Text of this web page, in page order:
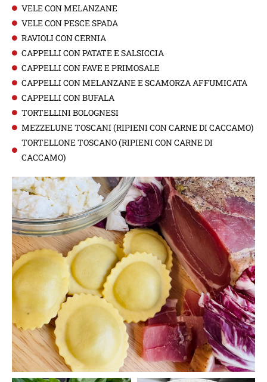
VELE CON MELANZANE
VELE CON PESCE SPADA
RAVIOLI CON CERNIA
CAPPELLI CON PATATE E SALSICCIA
CAPPELLI CON FAVE E PRIMOSALE
CAPPELLI CON MELANZANE E SCAMORZA AFFUMICATA
CAPPELLI CON BUFALA
TORTELLINI BOLOGNESI
MEZZELUNE TOSCANI (RIPIENI CON CARNE DI CACCAMO)
TORTELLONE TOSCANO (RIPIENI CON CARNE DI
CACCAMO)